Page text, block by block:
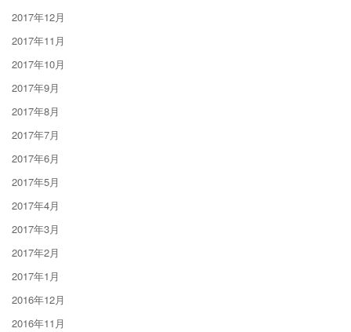
2017年12月
2017年11月
2017年10月
2017年9月
2017年8月
2017年7月
2017年6月
2017年5月
2017年4月
2017年3月
2017年2月
2017年1月
2016年12月
2016年11月